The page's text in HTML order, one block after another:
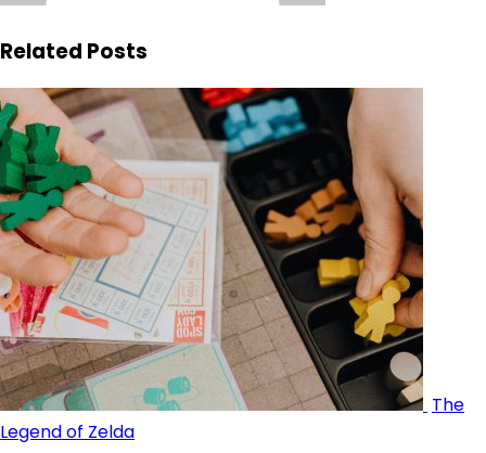
Related Posts
The
Legend of Zelda